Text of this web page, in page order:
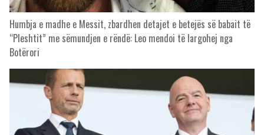
Humbja e madhe e Messit, zbardhen detajet e betejës së babait të
“Pleshtit” me sëmundjen e rëndë: Leo mendoi të largohej nga
Botërori